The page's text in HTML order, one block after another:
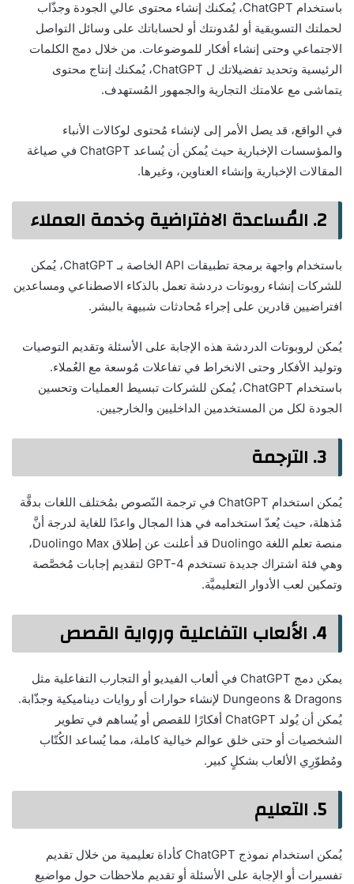
باستخدام ChatGPT، يُمكنك إنشاء محتوى عالي الجودة وجذّاب
لحملتك التسويقية أو لمُدونتك أو لحساباتك على وسائل التواصل
الاجتماعي وحتى إنشاء أفكار للموضوعات. من خلال دمج الكلمات
الرئيسية وتحديد تفضيلاتك ل ChatGPT، يُمكنك إنتاج محتوى
يتماشى مع علامتك التجارية والجمهور المُستهدف.
في الواقع، قد يصل الأمر إلى لإنشاء مُحتوى لوكالات الأنباء
والمؤسسات الإخبارية حيث يُمكن أن يُساعد ChatGPT في صياغة
المقالات الإخبارية وإنشاء العناوين، وغيرها.
2. المُساعدة الافتراضية وخدمة العملاء
باستخدام واجهة برمجة تطبيقات API الخاصة بـ ChatGPT، يُمكن
للشركات إنشاء روبوتات دردشة تعمل بالذكاء الاصطناعي ومساعدين
افتراضيين قادرين على إجراء مُحادثات شبيهة بالبشر.
يُمكن لروبوتات الدردشة هذه الإجابة على الأسئلة وتقديم التوصيات
وتوليد الأفكار وحتى الانخراط في تفاعلات مُوسعة مع العُملاء.
باستخدام ChatGPT، يُمكن للشركات تبسيط العمليات وتحسين
الجودة لكل من المستخدمين الداخليين والخارجيين.
3. الترجمة
يُمكن استخدام ChatGPT في ترجمة النّصوص بمُختلف اللغات بدقَّة
مُذهلة، حيث يُعدّ استخدامه في هذا المجال واعدًا للغاية لدرجة أنَّ
منصة تعلم اللغة Duolingo قد أعلنت عن إطلاق Duolingo Max،
وهي فئة اشتراك جديدة تستخدم GPT-4 لتقديم إجابات مُخصَّصة
وتمكين لعب الأدوار التعليميَّة.
4. الألعاب التفاعلية ورواية القصص
يمكن دمج ChatGPT في ألعاب الفيديو أو التجارب التفاعلية مثل
Dungeons & Dragons لإنشاء حوارات أو روايات ديناميكية وجذّابة.
يُمكن أن يُولد ChatGPT أفكارًا للقصص أو يُساهم في تطوير
الشخصيات أو حتى خلق عوالم خيالية كاملة، مما يُساعد الكُتّاب
ومُطوّرِي الألعاب بشكلٍ كبير.
5. التعليم
يُمكن استخدام نموذج ChatGPT كأداة تعليمية من خلال تقديم
تفسيرات أو الإجابة على الأسئلة أو تقديم ملاحظات حول مواضيع